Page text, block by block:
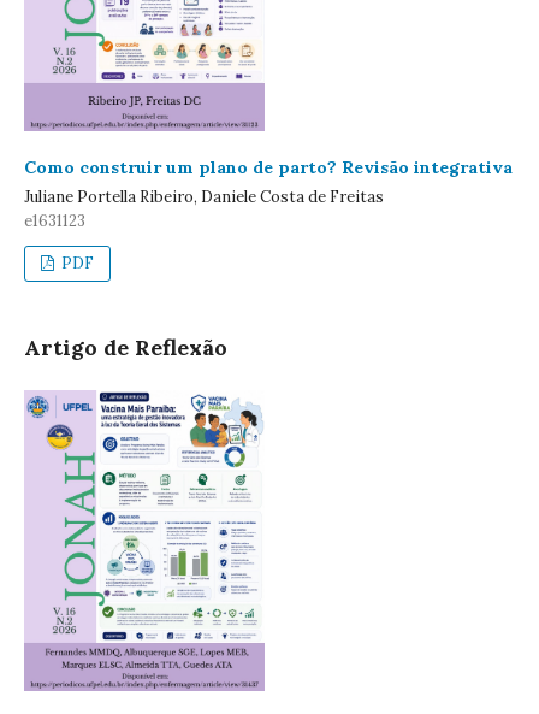
Como construir um plano de parto? Revisão integrativa
Juliane Portella Ribeiro, Daniele Costa de Freitas
e1631123
PDF
Artigo de Reflexão